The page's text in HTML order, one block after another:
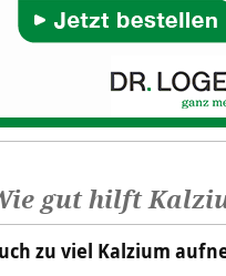
gut hilft
zu viel Kalzium